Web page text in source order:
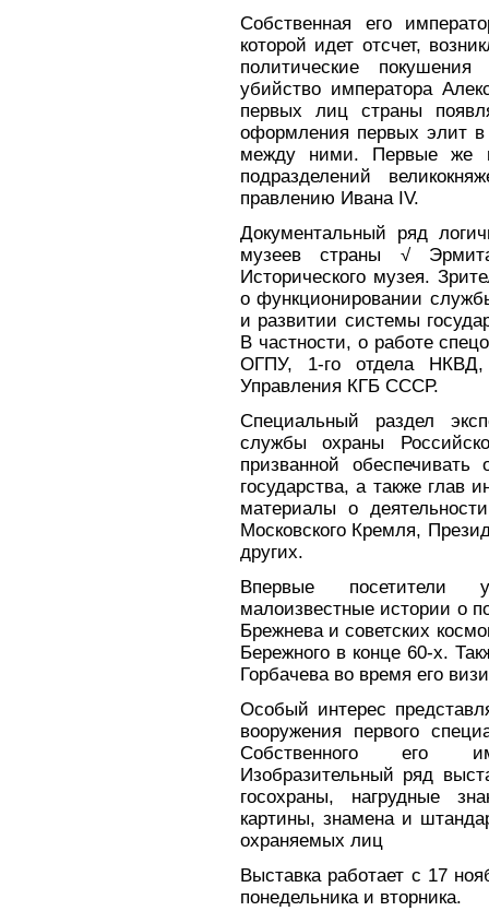
Собственная его
которой идет отсчет,
политические
убийство императора
первых лиц страны
оформления первых элит в
между ними. Первые же
подразделений
правлению Ивана IV.
Документальный ряд
музеев страны √
Исторического музея.
о функционировании
и развитии системы
В частности, о работе
ОГПУ, 1-го отдела
Управления КГБ СССР.
Специальный раздел
службы охраны
призванной
государства, а также глав
материалы о
Московского Кремля,
других.
Впервые посетители
малоизвестные истории о
Брежнева и советских
Бережного в конце 60-х.
Горбачева во время его
Особый интерес
вооружения первого
Собственного его
Изобразительный ряд
госохраны, нагрудные
картины, знамена и
охраняемых лиц
Выставка работает с 17
понедельника и вторника.